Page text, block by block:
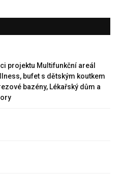
projektu Multifunkční areál
bufet s dětským koutkem
bazény, Lékařský dům a